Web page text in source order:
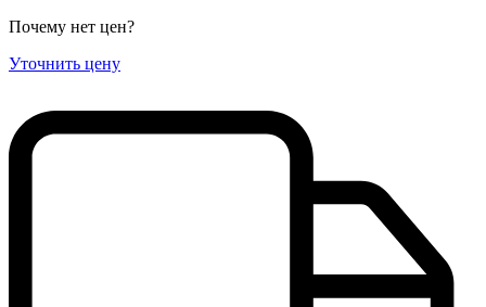
Почему нет цен?
Уточнить цену